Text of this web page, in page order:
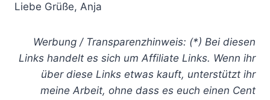
Liebe Grüße, Anja
Werbung / Transparenzhinweis: (*) Bei diesen
Links handelt es sich um Affiliate Links. Wenn ihr
über diese Links etwas kauft, unterstützt ihr
meine Arbeit, ohne dass es euch einen Cent